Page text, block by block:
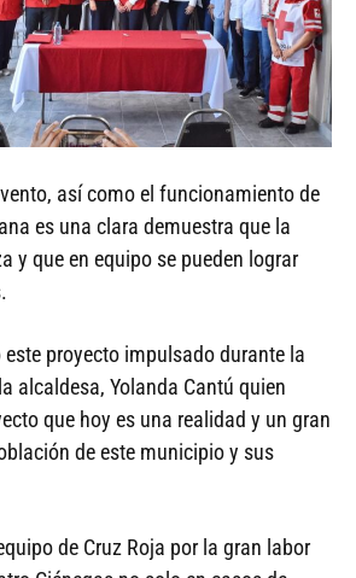
así como el funcionamiento de
es una clara demuestra que la
y que en equipo se pueden lograr
proyecto impulsado durante la
alcaldesa, Yolanda Cantú quien
que hoy es una realidad y un gran
de este municipio y sus
de Cruz Roja por la gran labor